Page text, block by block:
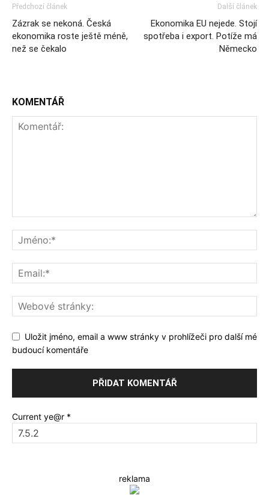
Předchozí článek
Zázrak se nekoná. Česká
ekonomika roste ještě méně,
než se čekalo
Další článek
Ekonomika EU nejede. Stojí
spotřeba i export. Potíže má
Německo
KOMENTÁŘ
Uložit jméno, email a www stránky v prohlížeči pro další mé
budoucí komentáře
Current ye@r *
reklama